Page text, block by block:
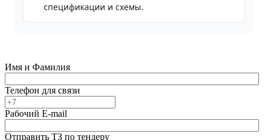
спецификации и схемы.
Имя и Фамилия
Телефон для связи
Рабочий E-mail
Отправить ТЗ по тендеру